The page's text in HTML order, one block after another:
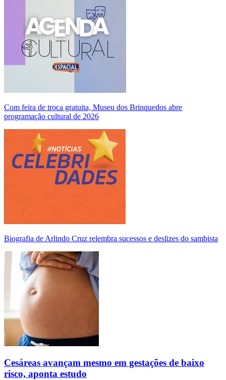
Com feira de troca gratuita, Museu dos Brinquedos abre
programação cultural de 2026
Biografia de Arlindo Cruz relembra sucessos e deslizes do sambista
Cesáreas avançam mesmo em gestações de baixo
risco, aponta estudo